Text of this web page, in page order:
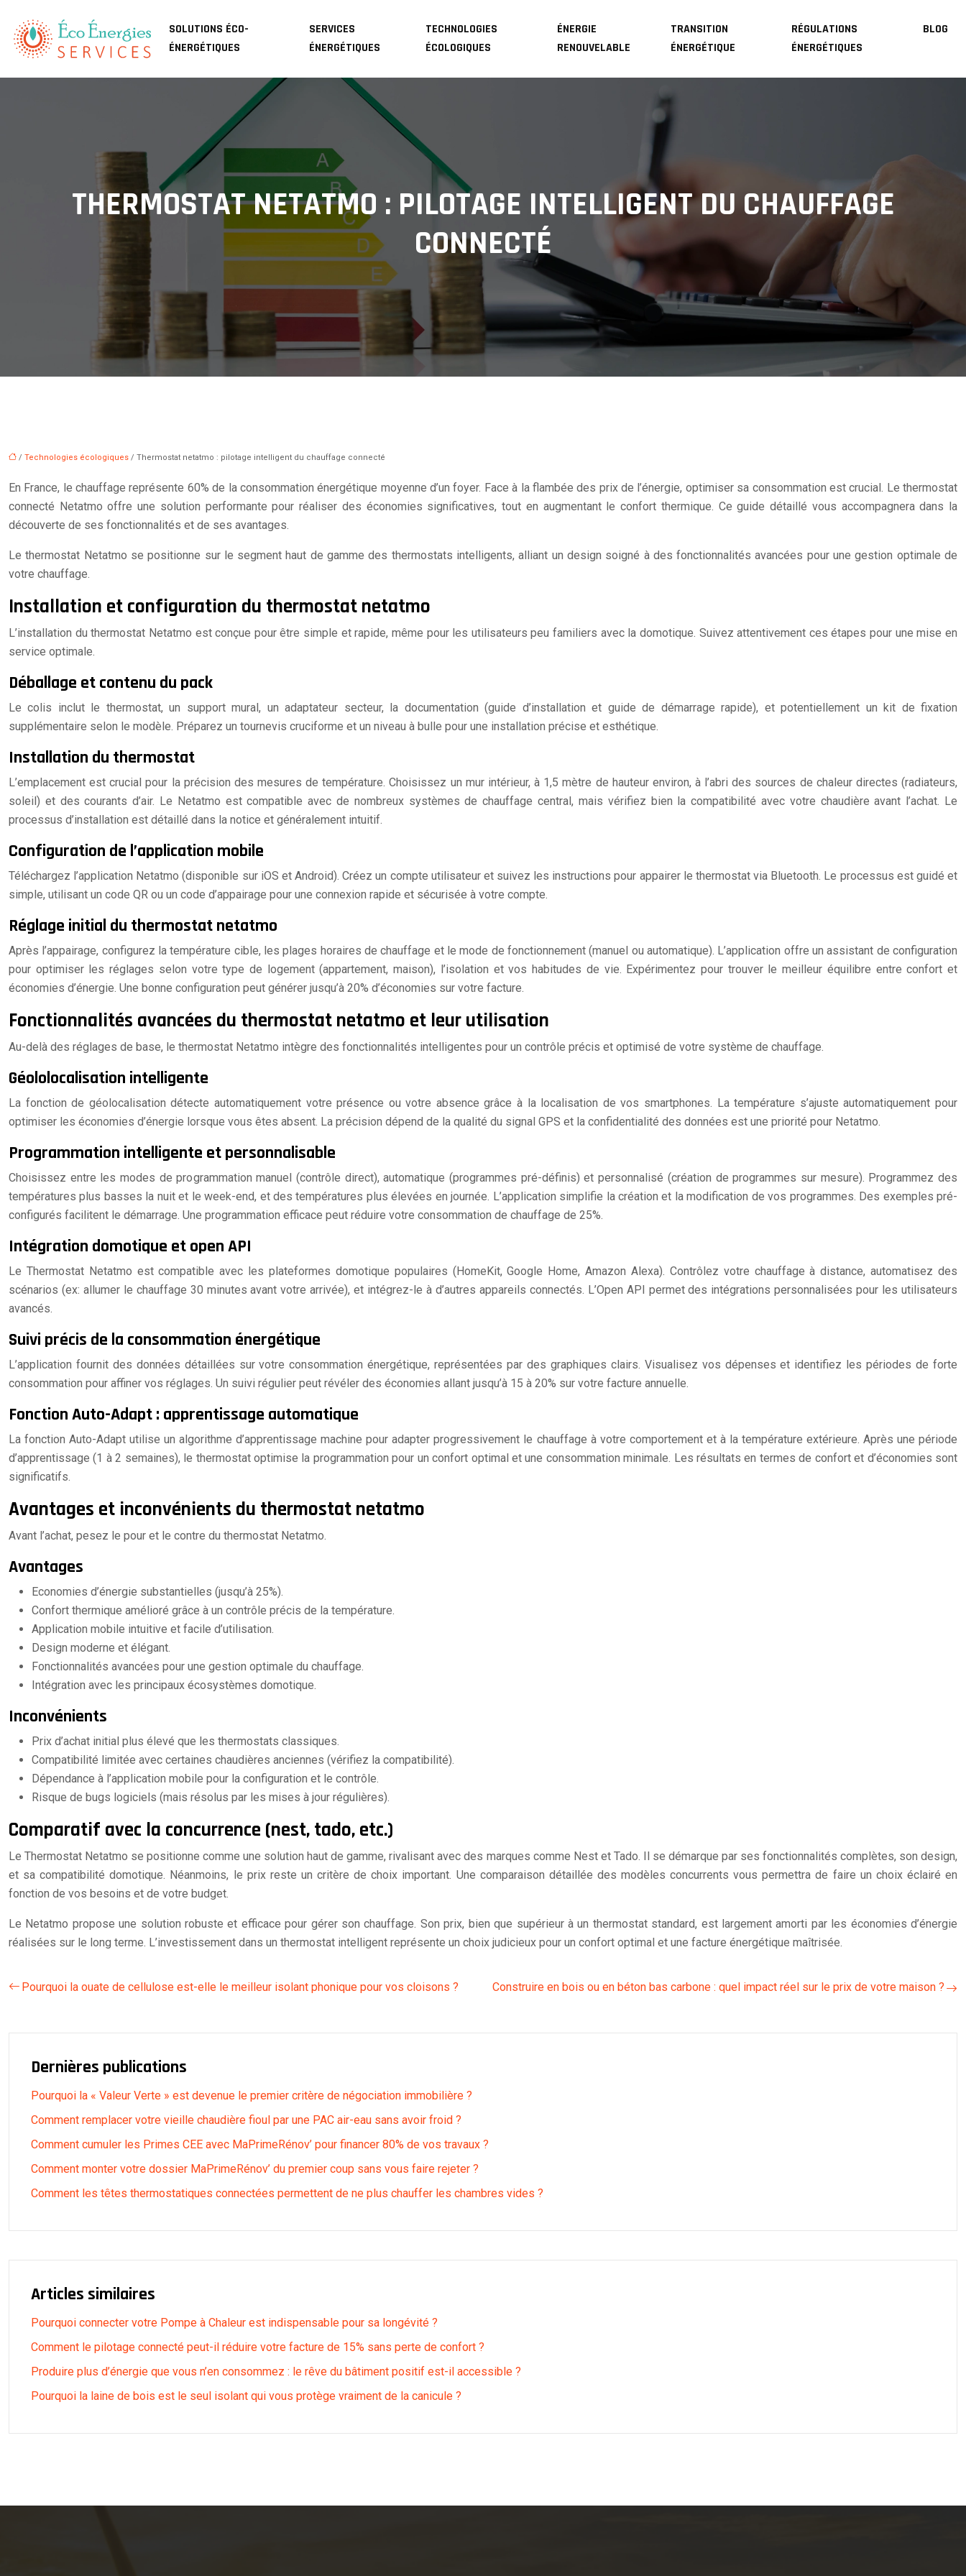
SOLUTIONS ÉCO-
ÉNERGÉTIQUES
SERVICES
ÉNERGÉTIQUES
TECHNOLOGIES
ÉCOLOGIQUES
ÉNERGIE
RENOUVELABLE
TRANSITION
ÉNERGÉTIQUE
RÉGULATIONS
ÉNERGÉTIQUES
BLOG
THERMOSTAT NETATMO : PILOTAGE INTELLIGENT DU CHAUFFAGE
CONNECTÉ
/ Technologies écologiques / Thermostat netatmo : pilotage intelligent du chauffage connecté
En France, le chauffage représente 60% de la consommation énergétique moyenne d’un foyer. Face à la flambée des prix de l’énergie, optimiser sa consommation est crucial. Le thermostat
connecté Netatmo offre une solution performante pour réaliser des économies significatives, tout en augmentant le confort thermique. Ce guide détaillé vous accompagnera dans la
découverte de ses fonctionnalités et de ses avantages.
Le thermostat Netatmo se positionne sur le segment haut de gamme des thermostats intelligents, alliant un design soigné à des fonctionnalités avancées pour une gestion optimale de
votre chauffage.
Installation et configuration du thermostat netatmo
L’installation du thermostat Netatmo est conçue pour être simple et rapide, même pour les utilisateurs peu familiers avec la domotique. Suivez attentivement ces étapes pour une mise en
service optimale.
Déballage et contenu du pack
Le colis inclut le thermostat, un support mural, un adaptateur secteur, la documentation (guide d’installation et guide de démarrage rapide), et potentiellement un kit de fixation
supplémentaire selon le modèle. Préparez un tournevis cruciforme et un niveau à bulle pour une installation précise et esthétique.
Installation du thermostat
L’emplacement est crucial pour la précision des mesures de température. Choisissez un mur intérieur, à 1,5 mètre de hauteur environ, à l’abri des sources de chaleur directes (radiateurs,
soleil) et des courants d’air. Le Netatmo est compatible avec de nombreux systèmes de chauffage central, mais vérifiez bien la compatibilité avec votre chaudière avant l’achat. Le
processus d’installation est détaillé dans la notice et généralement intuitif.
Configuration de l’application mobile
Téléchargez l’application Netatmo (disponible sur iOS et Android). Créez un compte utilisateur et suivez les instructions pour appairer le thermostat via Bluetooth. Le processus est guidé et
simple, utilisant un code QR ou un code d’appairage pour une connexion rapide et sécurisée à votre compte.
Réglage initial du thermostat netatmo
Après l’appairage, configurez la température cible, les plages horaires de chauffage et le mode de fonctionnement (manuel ou automatique). L’application offre un assistant de configuration
pour optimiser les réglages selon votre type de logement (appartement, maison), l’isolation et vos habitudes de vie. Expérimentez pour trouver le meilleur équilibre entre confort et
économies d’énergie. Une bonne configuration peut générer jusqu’à 20% d’économies sur votre facture.
Fonctionnalités avancées du thermostat netatmo et leur utilisation
Au-delà des réglages de base, le thermostat Netatmo intègre des fonctionnalités intelligentes pour un contrôle précis et optimisé de votre système de chauffage.
Géololocalisation intelligente
La fonction de géolocalisation détecte automatiquement votre présence ou votre absence grâce à la localisation de vos smartphones. La température s’ajuste automatiquement pour
optimiser les économies d’énergie lorsque vous êtes absent. La précision dépend de la qualité du signal GPS et la confidentialité des données est une priorité pour Netatmo.
Programmation intelligente et personnalisable
Choisissez entre les modes de programmation manuel (contrôle direct), automatique (programmes pré-définis) et personnalisé (création de programmes sur mesure). Programmez des
températures plus basses la nuit et le week-end, et des températures plus élevées en journée. L’application simplifie la création et la modification de vos programmes. Des exemples pré-
configurés facilitent le démarrage. Une programmation efficace peut réduire votre consommation de chauffage de 25%.
Intégration domotique et open API
Le Thermostat Netatmo est compatible avec les plateformes domotique populaires (HomeKit, Google Home, Amazon Alexa). Contrôlez votre chauffage à distance, automatisez des
scénarios (ex: allumer le chauffage 30 minutes avant votre arrivée), et intégrez-le à d’autres appareils connectés. L’Open API permet des intégrations personnalisées pour les utilisateurs
avancés.
Suivi précis de la consommation énergétique
L’application fournit des données détaillées sur votre consommation énergétique, représentées par des graphiques clairs. Visualisez vos dépenses et identifiez les périodes de forte
consommation pour affiner vos réglages. Un suivi régulier peut révéler des économies allant jusqu’à 15 à 20% sur votre facture annuelle.
Fonction Auto-Adapt : apprentissage automatique
La fonction Auto-Adapt utilise un algorithme d’apprentissage machine pour adapter progressivement le chauffage à votre comportement et à la température extérieure. Après une période
d’apprentissage (1 à 2 semaines), le thermostat optimise la programmation pour un confort optimal et une consommation minimale. Les résultats en termes de confort et d’économies sont
significatifs.
Avantages et inconvénients du thermostat netatmo
Avant l’achat, pesez le pour et le contre du thermostat Netatmo.
Avantages
Economies d’énergie substantielles (jusqu’à 25%).
Confort thermique amélioré grâce à un contrôle précis de la température.
Application mobile intuitive et facile d’utilisation.
Design moderne et élégant.
Fonctionnalités avancées pour une gestion optimale du chauffage.
Intégration avec les principaux écosystèmes domotique.
Inconvénients
Prix d’achat initial plus élevé que les thermostats classiques.
Compatibilité limitée avec certaines chaudières anciennes (vérifiez la compatibilité).
Dépendance à l’application mobile pour la configuration et le contrôle.
Risque de bugs logiciels (mais résolus par les mises à jour régulières).
Comparatif avec la concurrence (nest, tado, etc.)
Le Thermostat Netatmo se positionne comme une solution haut de gamme, rivalisant avec des marques comme Nest et Tado. Il se démarque par ses fonctionnalités complètes, son design,
et sa compatibilité domotique. Néanmoins, le prix reste un critère de choix important. Une comparaison détaillée des modèles concurrents vous permettra de faire un choix éclairé en
fonction de vos besoins et de votre budget.
Le Netatmo propose une solution robuste et efficace pour gérer son chauffage. Son prix, bien que supérieur à un thermostat standard, est largement amorti par les économies d’énergie
réalisées sur le long terme. L’investissement dans un thermostat intelligent représente un choix judicieux pour un confort optimal et une facture énergétique maîtrisée.
Pourquoi la ouate de cellulose est-elle le meilleur isolant phonique pour vos cloisons ? Construire en bois ou en béton bas carbone : quel impact réel sur le prix de votre maison ?
Dernières publications
Pourquoi la « Valeur Verte » est devenue le premier critère de négociation immobilière ?
Comment remplacer votre vieille chaudière fioul par une PAC air-eau sans avoir froid ?
Comment cumuler les Primes CEE avec MaPrimeRénov’ pour financer 80% de vos travaux ?
Comment monter votre dossier MaPrimeRénov’ du premier coup sans vous faire rejeter ?
Comment les têtes thermostatiques connectées permettent de ne plus chauffer les chambres vides ?
Articles similaires
Pourquoi connecter votre Pompe à Chaleur est indispensable pour sa longévité ?
Comment le pilotage connecté peut-il réduire votre facture de 15% sans perte de confort ?
Produire plus d’énergie que vous n’en consommez : le rêve du bâtiment positif est-il accessible ?
Pourquoi la laine de bois est le seul isolant qui vous protège vraiment de la canicule ?